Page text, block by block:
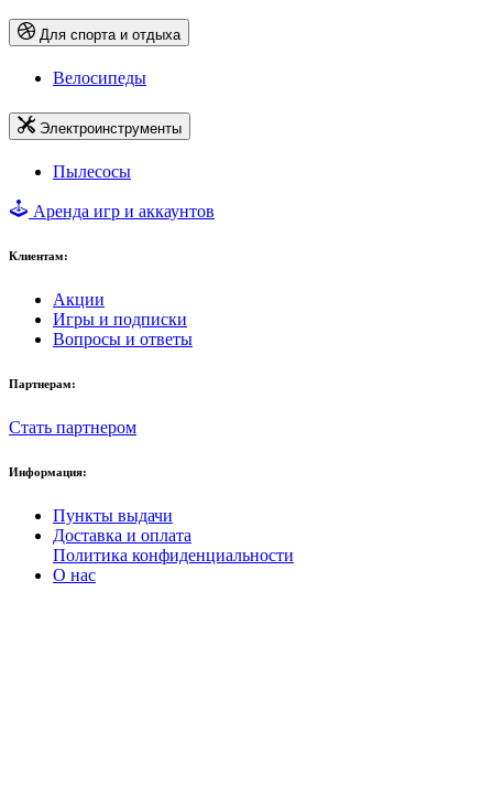
Для спорта и отдыха
Велосипеды
Электроинструменты
Пылесосы
Аренда игр и аккаунтов
Клиентам:
Акции
Игры и подписки
Вопросы и ответы
Партнерам:
Стать партнером
Информация:
Пункты выдачи
Доставка и оплата
Политика конфиденциальности
О нас